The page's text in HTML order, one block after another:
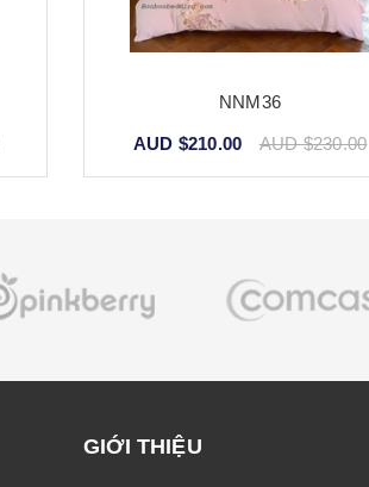
NNM36
AUD $210.00 AUD $230.00
GIỚI THIỆU